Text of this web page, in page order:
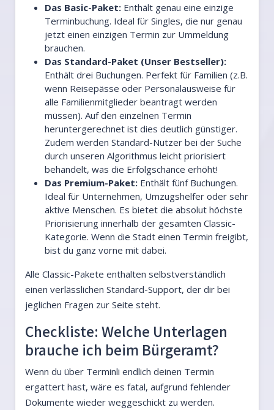
Das Basic-Paket: Enthält genau eine einzige
Terminbuchung. Ideal für Singles, die nur genau
jetzt einen einzigen Termin zur Ummeldung
brauchen.
Das Standard-Paket (Unser Bestseller):
Enthält drei Buchungen. Perfekt für Familien (z.B.
wenn Reisepässe oder Personalausweise für
alle Familienmitglieder beantragt werden
müssen). Auf den einzelnen Termin
heruntergerechnet ist dies deutlich günstiger.
Zudem werden Standard-Nutzer bei der Suche
durch unseren Algorithmus leicht priorisiert
behandelt, was die Erfolgschance erhöht!
Das Premium-Paket: Enthält fünf Buchungen.
Ideal für Unternehmen, Umzugshelfer oder sehr
aktive Menschen. Es bietet die absolut höchste
Priorisierung innerhalb der gesamten Classic-
Kategorie. Wenn die Stadt einen Termin freigibt,
bist du ganz vorne mit dabei.
Alle Classic-Pakete enthalten selbstverständlich
einen verlässlichen Standard-Support, der dir bei
jeglichen Fragen zur Seite steht.
Checkliste: Welche Unterlagen
brauche ich beim Bürgeramt?
Wenn du über Terminli endlich deinen Termin
ergattert hast, wäre es fatal, aufgrund fehlender
Dokumente wieder weggeschickt zu werden.